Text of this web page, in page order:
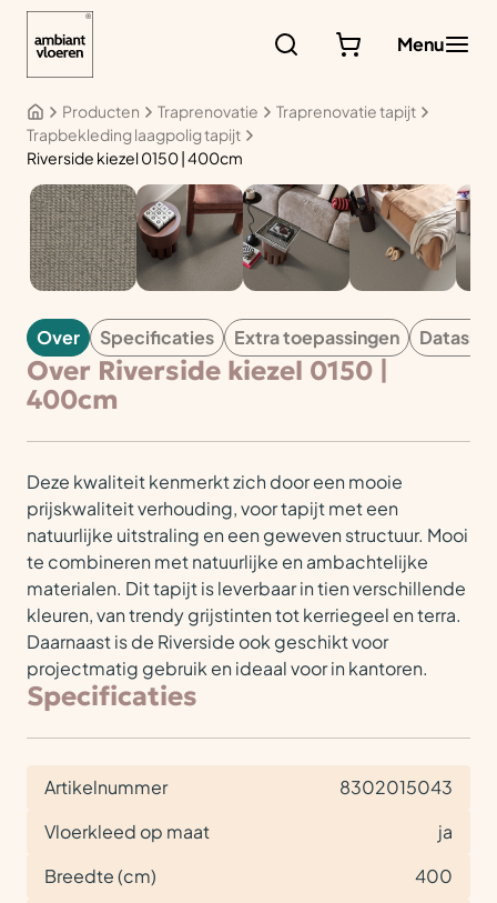
Menu
Producten Traprenovatie
Traprenovatie tapijt
Trapbekleding laagpolig tapijt
Riverside kiezel 0150 | 400cm
TAPIJT
Over Specificaties Extra toepassingen
Over Riverside kiezel 0150 |
400cm
Deze kwaliteit kenmerkt zich door een mooie
prijskwaliteit verhouding, voor tapijt met een
natuurlijke uitstraling en een geweven structuur. Mooi
te combineren met natuurlijke en ambachtelijke
materialen. Dit tapijt is leverbaar in tien verschillende
kleuren, van trendy grijstinten tot kerriegeel en terra.
Daarnaast is de Riverside ook geschikt voor
projectmatig gebruik en ideaal voor in kantoren.
Specificaties
Artikelnummer
8302015043
Vloerkleed op maat
ja
Breedte (cm)
400